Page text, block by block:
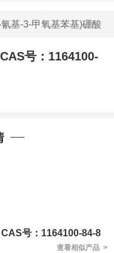
基-3-甲氧基苯基)硼酸
号：1164100-
号：1164100-84-8
查看相似产品 >